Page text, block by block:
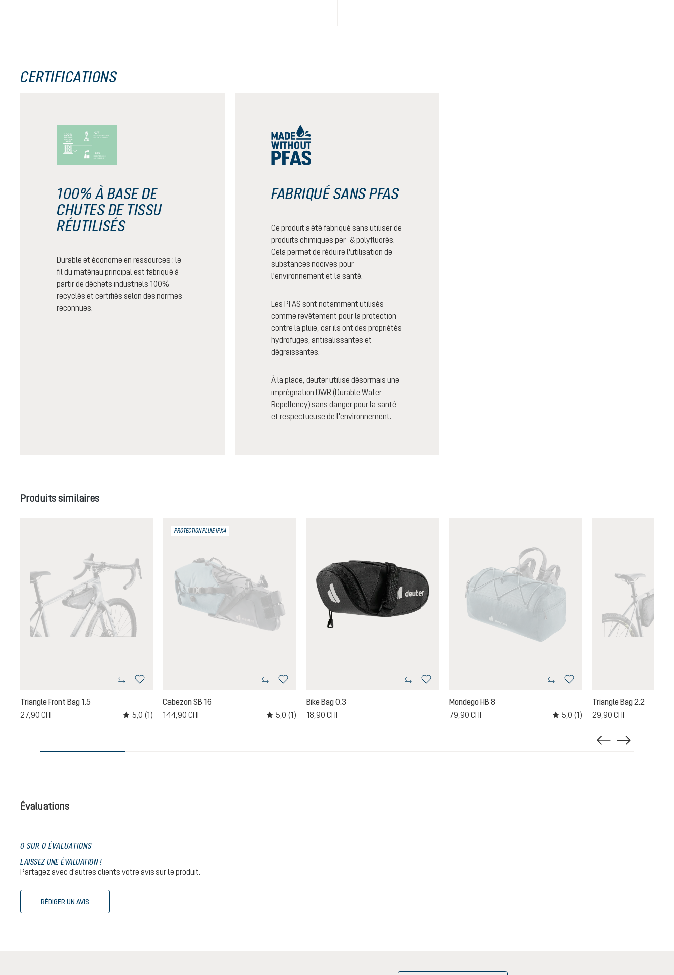
CERTIFICATIONS
100% À BASE DE
CHUTES DE TISSU
RÉUTILISÉS
Durable et économe en ressources : le
fil du matériau principal est fabriqué à
partir de déchets industriels 100%
recyclés et certifiés selon des normes
reconnues.
FABRIQUÉ SANS PFAS
Ce produit a été fabriqué sans utiliser de
produits chimiques per- & polyfluorés.
Cela permet de réduire l'utilisation de
substances nocives pour
l'environnement et la santé.
Les PFAS sont notamment utilisés
comme revêtement pour la protection
contre la pluie, car ils ont des propriétés
hydrofuges, antisalissantes et
dégraissantes.
À la place, deuter utilise désormais une
imprégnation DWR (Durable Water
Repellency) sans danger pour la santé
et respectueuse de l'environnement.
Ignorer la galerie de produits
Produits similaires
de 3 sur 5 étoiles
Triangle Front Bag 1.5
27,90 CHF
Note moyenne de 5 sur 5 étoiles
5,0 (1)
PROTECTION PLUIE IPX4
Cabezon SB 16
144,90 CHF
Note moyenne de 5 sur 5 étoiles
5,0 (1)
Bike Bag 0.3
18,90 CHF
Mondego HB 8
79,90 CHF
Note moyenne de 5 sur 5 étoiles
5,0 (1)
Triangle Bag 2.2
29,90 CHF
Évaluations
0 SUR 0 ÉVALUATIONS
LAISSEZ UNE ÉVALUATION !
Partagez avec d'autres clients votre avis sur le produit.
RÉDIGER UN AVIS